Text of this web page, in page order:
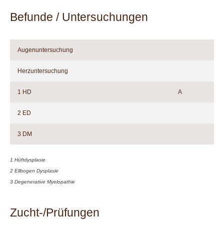
Befunde / Untersuchungen
Augenuntersuchung
Herzuntersuchung
1 HD A
2 ED
3 DM
1 Hüftdysplasie
2 Ellbogen Dysplasie
3 Degenerative Myelopathie
Zucht-/Prüfungen